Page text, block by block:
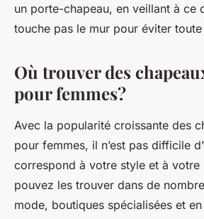
un porte-chapeau, en veillant à ce
touche pas le mur pour éviter
Où trouver des
pour femmes?
Avec la popularité croissante des
pour femmes, il n’est pas difficile
correspond à votre style et à votre
pouvez les trouver dans de
mode, boutiques spécialisées et